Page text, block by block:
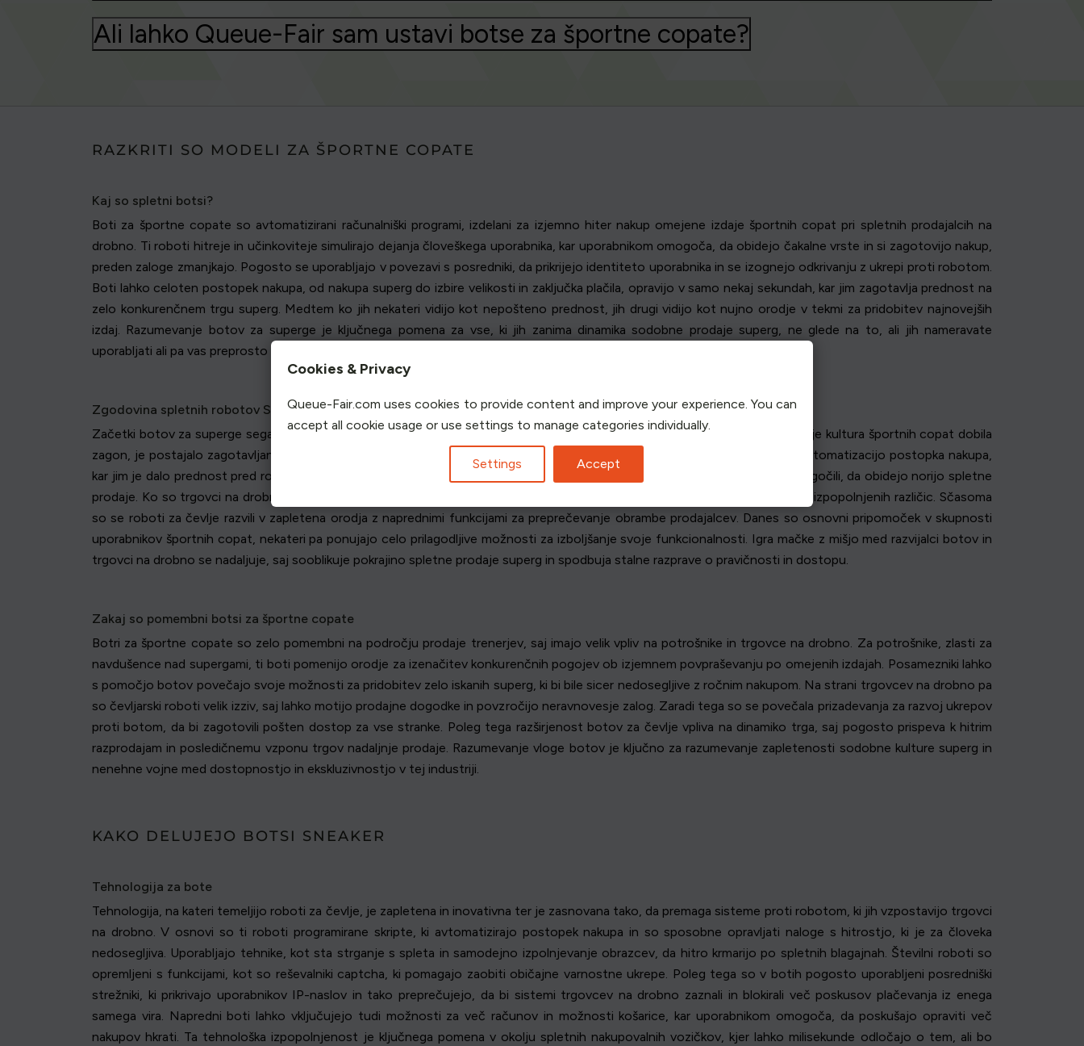
Ali lahko Queue-Fair sam ustavi botse za športne copate?
RAZKRITI SO MODELI ZA ŠPORTNE COPATE
Kaj so spletni botsi?
Boti za športne copate so avtomatizirani računalniški programi, izdelani za izjemno hiter nakup omejene izdaje športnih copat pri spletnih prodajalcih na
drobno. Ti roboti hitreje in učinkoviteje simulirajo dejanja človeškega uporabnika, kar uporabnikom omogoča, da obidejo čakalne vrste in si zagotovijo nakup,
preden zaloge zmanjkajo. Pogosto se uporabljajo v povezavi s posredniki, da prikrijejo identiteto uporabnika in se izognejo odkrivanju z ukrepi proti robotom.
Boti lahko celoten postopek nakupa, od nakupa superg do izbire velikosti in zaključka plačila, opravijo v samo nekaj sekundah, kar jim zagotavlja prednost na
zelo konkurenčnem trgu superg. Medtem ko jih nekateri vidijo kot nepošteno prednost, jih drugi vidijo kot nujno orodje v tekmi za pridobitev najnovejših
izdaj. Razumevanje botov za superge je ključnega pomena za vse, ki jih zanima dinamika sodobne prodaje superg, ne glede na to, ali jih nameravate
uporabljati ali pa vas preprosto zanima, kako vplivajo na trg.
Zgodovina spletnih robotov Sneaker Bots
Začetki botov za superge segajo v zgodnja leta 2010, ko je začelo naraščati povpraševanje po omejenih izdajah superg. Ko je kultura športnih copat dobila
zagon, je postajalo zagotavljanje želenih izdaj vse večji izziv. Podjetni posamezniki so začeli razvijati preproste skripte za avtomatizacijo postopka nakupa,
kar jim je dalo prednost pred ročnimi kupci. Ti prvi roboti so bili osnovni, vendar učinkoviti, saj so uporabnikom pogosto omogočili, da obidejo norijo spletne
prodaje. Ko so trgovci na drobno to opazili, so uvedli strategije proti robotom, kar je razvijalce spodbudilo k ustvarjanju bolj izpopolnjenih različic. Sčasoma
so se roboti za čevlje razvili v zapletena orodja z naprednimi funkcijami za preprečevanje obrambe prodajalcev. Danes so osnovni pripomoček v skupnosti
uporabnikov športnih copat, nekateri pa ponujajo celo prilagodljive možnosti za izboljšanje svoje funkcionalnosti. Igra mačke z mišjo med razvijalci botov in
trgovci na drobno se nadaljuje, saj sooblikuje pokrajino spletne prodaje superg in spodbuja stalne razprave o pravičnosti in dostopu.
Zakaj so pomembni botsi za športne copate
Botri za športne copate so zelo pomembni na področju prodaje trenerjev, saj imajo velik vpliv na potrošnike in trgovce na drobno. Za potrošnike, zlasti za
navdušence nad supergami, ti boti pomenijo orodje za izenačitev konkurenčnih pogojev ob izjemnem povpraševanju po omejenih izdajah. Posamezniki lahko
s pomočjo botov povečajo svoje možnosti za pridobitev zelo iskanih superg, ki bi bile sicer nedosegljive z ročnim nakupom. Na strani trgovcev na drobno pa
so čevljarski roboti velik izziv, saj lahko motijo prodajne dogodke in povzročijo neravnovesje zalog. Zaradi tega so se povečala prizadevanja za razvoj ukrepov
proti botom, da bi zagotovili pošten dostop za vse stranke. Poleg tega razširjenost botov za čevlje vpliva na dinamiko trga, saj pogosto prispeva k hitrim
razprodajam in posledičnemu vzponu trgov nadaljnje prodaje. Razumevanje vloge botov je ključno za razumevanje zapletenosti sodobne kulture superg in
nenehne vojne med dostopnostjo in ekskluzivnostjo v tej industriji.
KAKO DELUJEJO BOTSI SNEAKER
Tehnologija za bote
Tehnologija, na kateri temeljijo roboti za čevlje, je zapletena in inovativna ter je zasnovana tako, da premaga sisteme proti robotom, ki jih vzpostavijo trgovci
na drobno. V osnovi so ti roboti programirane skripte, ki avtomatizirajo postopek nakupa in so sposobne opravljati naloge s hitrostjo, ki je za človeka
nedosegljiva. Uporabljajo tehnike, kot sta strganje s spleta in samodejno izpolnjevanje obrazcev, da hitro krmarijo po spletnih blagajnah. Številni roboti so
opremljeni s funkcijami, kot so reševalniki captcha, ki pomagajo zaobiti običajne varnostne ukrepe. Poleg tega so v botih pogosto uporabljeni posredniški
strežniki, ki prikrivajo uporabnikov IP-naslov in tako preprečujejo, da bi sistemi trgovcev na drobno zaznali in blokirali več poskusov plačevanja iz enega
samega vira. Napredni boti lahko vključujejo tudi možnosti za več računov in možnosti košarice, kar uporabnikom omogoča, da poskušajo opraviti več
nakupov hkrati. Ta tehnološka izpopolnjenost je ključnega pomena v okolju spletnih nakupovalnih vozičkov, kjer lahko milisekunde odločajo o tem, ali bo
Cookies & Privacy
Queue-Fair.com uses cookies to provide content and improve your experience. You can
accept all cookie usage or use settings to manage categories individually.
Settings Accept